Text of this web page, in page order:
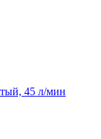
45 л/мин